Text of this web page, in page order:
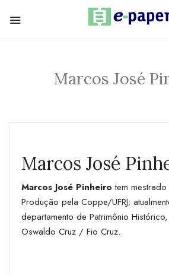
Marcos José
Marcos José
Marcos José Pinheirotem
Produção pela Coppe/UFRJ;
departamento de Patrimônio
Oswaldo Cruz / Fio Cruz.